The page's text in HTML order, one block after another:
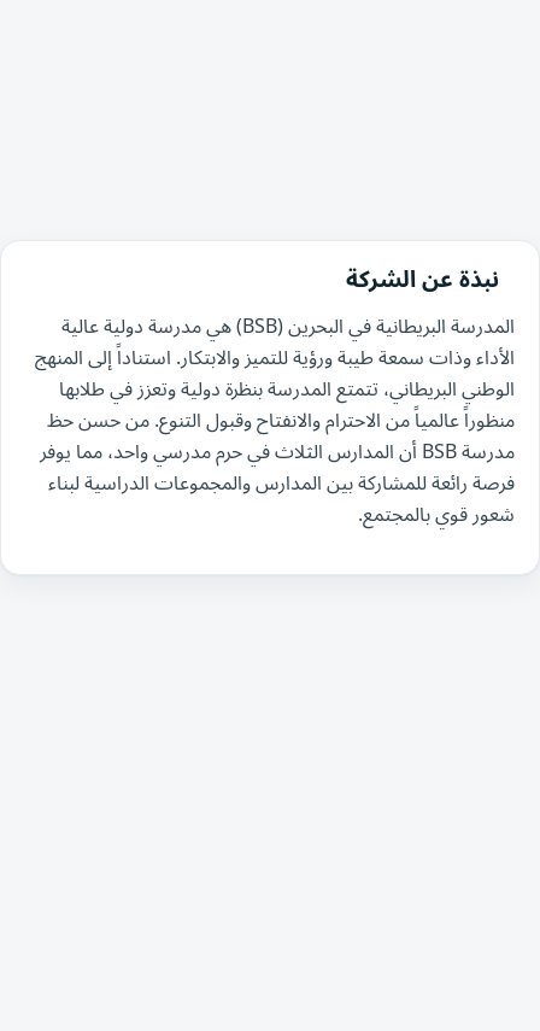
نبذة عن الشركة
المدرسة البريطانية في البحرين (BSB) هي مدرسة دولية عالية
الأداء وذات سمعة طيبة ورؤية للتميز والابتكار. استناداً إلى المنهج
الوطني البريطاني، تتمتع المدرسة بنظرة دولية وتعزز في طلابها
منظوراً عالمياً من الاحترام والانفتاح وقبول التنوع. من حسن حظ
مدرسة BSB أن المدارس الثلاث في حرم مدرسي واحد، مما يوفر
فرصة رائعة للمشاركة بين المدارس والمجموعات الدراسية لبناء
شعور قوي بالمجتمع.